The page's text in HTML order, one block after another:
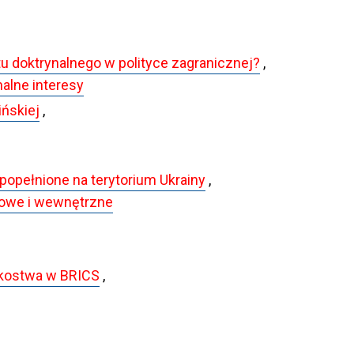
doktrynalnego w polityce zagranicznej? ,
interesy
,
na terytorium Ukrainy ,
i wewnętrzne
w BRICS ,